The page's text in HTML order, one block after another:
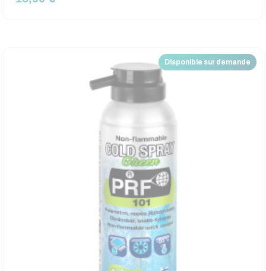
Disponible sur demande